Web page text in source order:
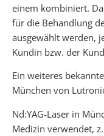
einem kombiniert.
für die Behandlung
ausgewählt werden,
Kundin bzw. der
Ein weiteres
München von
Nd:YAG-Laser in
Medizin verwendet,